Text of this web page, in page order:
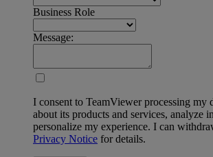
Business Role
Message:
I consent to TeamViewer processing my
about its products and services, analyze
personalize my experience. I can
Privacy Notice for details.